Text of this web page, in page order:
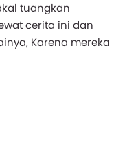
tuangkan
cerita ini dan
Karena mereka